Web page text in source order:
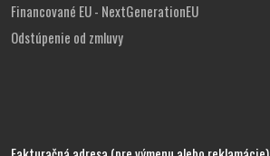
Financované EU - NextGenerationEU
Odstúpenie od zmluvy